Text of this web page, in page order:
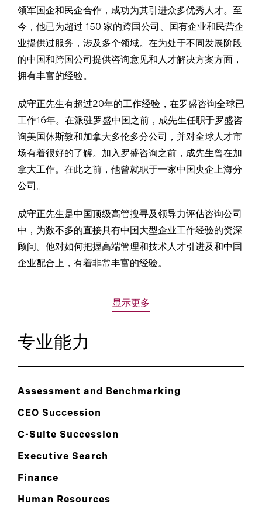
领军国企和民企合作，成功为其引进众多优秀人才。至
今，他已为超过 150 家的跨国公司、国有企业和民营企
业提供过服务，涉及多个领域。在为处于不同发展阶段
的中国和跨国公司提供咨询意见和人才解决方案方面，
拥有丰富的经验。
成守正先生有超过20年的工作经验，在罗盛咨询全球已
工作16年。在派驻罗盛中国之前，成先生任职于罗盛咨
询美国休斯敦和加拿大多伦多分公司，并对全球人才市
场有着很好的了解。加入罗盛咨询之前，成先生曾在加
拿大工作。在此之前，他曾就职于一家中国央企上海分
公司。
成守正先生是中国顶级高管搜寻及领导力评估咨询公司
中，为数不多的直接具有中国大型企业工作经验的资深
顾问。他对如何把握高端管理和技术人才引进及和中国
企业配合上，有着非常丰富的经验。
显示更多
专业能力
Assessment and Benchmarking
CEO Succession
C-Suite Succession
Executive Search
Finance
Human Resources